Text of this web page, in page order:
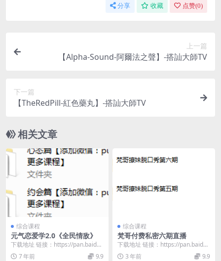
分享 收藏 点赞(0)
上一篇
【Alpha-Sound-阿爾法之聲】-搭訕大師TV
下一篇
【TheRedPill-紅色藥丸】-搭訕大師TV
相关文章
综合课程
元气恋爱学2.0《全民情敌》
下载地址 链接：https://pan.baidu.
com/s/1aXHMLKc...
7 年前 9.9
综合课程
梵哥付费私密六期直播
下载地址 链接：https://pan.baidu.
com/s/1CP3WTuG...
3 年前 9.9